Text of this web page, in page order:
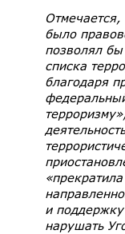
Отмечается,
было
позволял бы
списка
благодаря
и
нарушать